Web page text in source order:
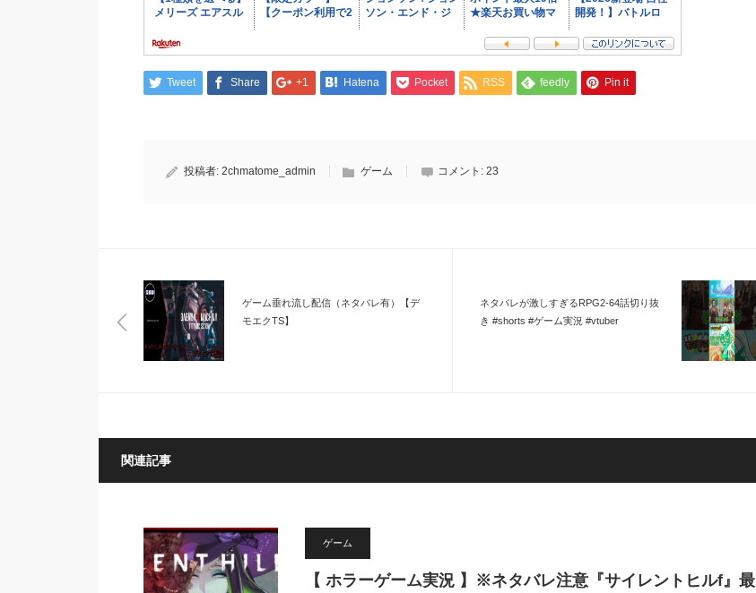
Tweet Share +1 Hatena Pocket RSS feedly Pin it
投稿者: 2chmatome_admin ゲーム コメント: 23
ゲーム垂れ流し配信（ネタバレ有）【デ
モエクTS】
ネタバレが激しすぎるRPG2-64話切り抜
き #shorts #ゲーム実況 #vtuber
関連記事
ゲーム
【 ホラーゲーム実況 】※ネタバレ注意『サイレントヒルf』最